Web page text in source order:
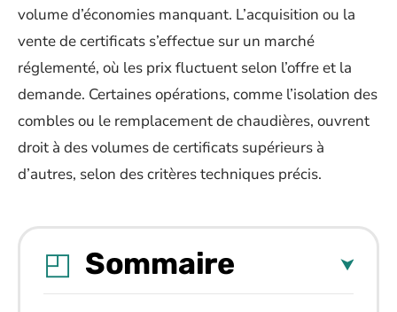
volume d’économies manquant. L’acquisition ou la
vente de certificats s’effectue sur un marché
réglementé, où les prix fluctuent selon l’offre et la
demande. Certaines opérations, comme l’isolation des
combles ou le remplacement de chaudières, ouvrent
droit à des volumes de certificats supérieurs à
d’autres, selon des critères techniques précis.
Sommaire